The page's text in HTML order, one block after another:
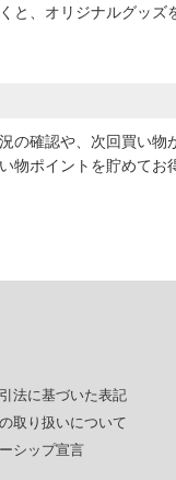
と、オリジナルグッズ
の確認や、次回買い物
物ポイントを貯めてお
法に基づいた表記
取り扱いについて
シップ宣言